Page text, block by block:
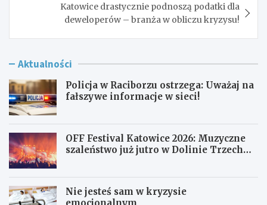
Katowice drastycznie podnoszą podatki dla
deweloperów – branża w obliczu kryzysu!
Aktualności
Policja w Raciborzu ostrzega: Uważaj na
fałszywe informacje w sieci!
OFF Festival Katowice 2026: Muzyczne
szaleństwo już jutro w Dolinie Trzech
Nie jesteś sam w kryzysie
emocjonalnym